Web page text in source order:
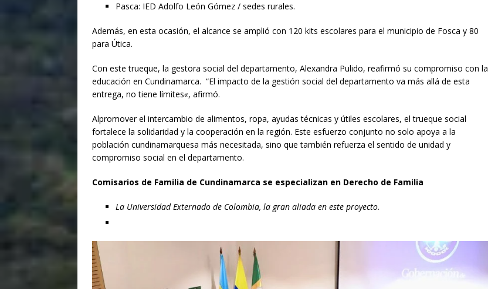
Pasca: IED Adolfo León Gómez / sedes rurales.
Además, en esta ocasión, el alcance se amplió con 120 kits escolares para el municipio de Fosca y 80
para Útica.
Con este trueque, la gestora social del departamento, Alexandra Pulido, reafirmó su compromiso con la
educación en Cundinamarca. “El impacto de la gestión social del departamento va más allá de esta
entrega, no tiene límites«, afirmó.
Alpromover el intercambio de alimentos, ropa, ayudas técnicas y útiles escolares, el trueque social
fortalece la solidaridad y la cooperación en la región. Este esfuerzo conjunto no solo apoya a la
población cundinamarquesa más necesitada, sino que también refuerza el sentido de unidad y
compromiso social en el departamento.
Comisarios de Familia de Cundinamarca se especializan en Derecho de Familia
La Universidad Externado de Colombia, la gran aliada en este proyecto.